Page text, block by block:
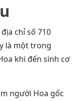
chỉ số 710
là một trong
khi đến sinh cơ
người Hoa gốc